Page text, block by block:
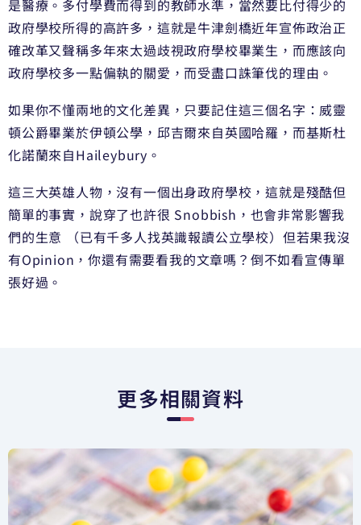
是醫療。多付學費而得到的教師水準，當然要比付得少的
政府學校所得的高許多，這就是牛津劍橋近年宣佈政治正
確改革又聲稱多年來太過歧視政府學校畢業生，而應該向
政府學校多一點偏執的關愛，而受盡口誅筆伐的理由。
如果你不懂兩地的文化差異，只要記住這三個名字：威靈
頓公爵畢業於伊頓公學，邱吉爾來自英國哈羅，而基斯杜
化諾蘭來自Haileybury。
這三大英雄人物，沒有一個出身政府學校，這就是殘酷但
簡單的事實，說穿了也許很 Snobbish，也會非常影響我
們的生意 （已有千多人找英識報讀公立學校）但若果我沒
有Opinion，你還有需要看我的文章嗎？倒不如看宣傳單
張好過。
更多相關資料